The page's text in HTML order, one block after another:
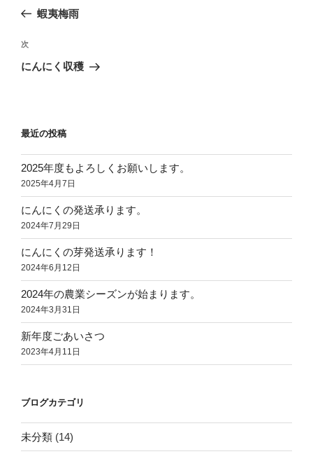
ビ
ゲ
ン
去
投
稿
蝦夷梅雨
次
の
次
にんにく収穫
最近の投稿
2025年度もよろしくお願いします。
2025年4月7日
にんにくの発送承ります。
2024年7月29日
にんにくの芽発送承ります！
2024年6月12日
2024年の農業シーズンが始まります。
2024年3月31日
新年度ごあいさつ
2023年4月11日
ブログカテゴリ
未分類 (14)